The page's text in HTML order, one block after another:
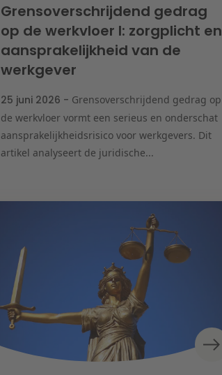
Grensoverschrijdend gedrag
op de werkvloer I: zorgplicht en
aansprakelijkheid van de
werkgever
25 juni 2026 - Grensoverschrijdend gedrag op
de werkvloer vormt een serieus en onderschat
aansprakelijkheidsrisico voor werkgevers. Dit
artikel analyseert de juridische...